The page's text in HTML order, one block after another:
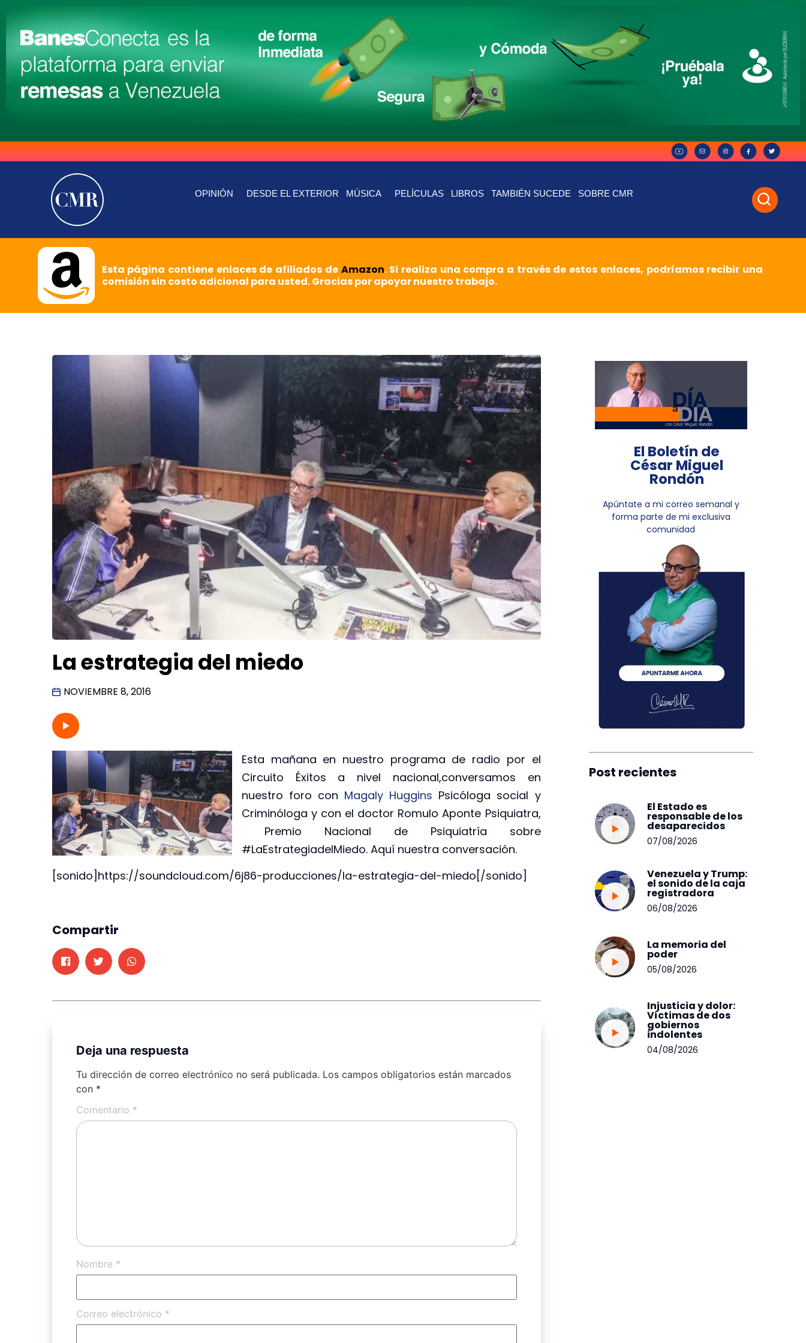
OPINIÓN DESDE EL EXTERIOR MÚSICA PELÍCULAS LIBROS TAMBIÉN SUCEDE SOBRE CMR
Esta página contiene enlaces de afiliados de Amazon. Si realiza una compra a través de estos enlaces, podríamos recibir una
comisión sin costo adicional para usted. Gracias por apoyar nuestro trabajo.
La estrategia del miedo
NOVIEMBRE 8, 2016
Esta mañana en nuestro programa de radio por el
Circuito Éxitos a nivel nacional,conversamos en
nuestro foro con Magaly Huggins Psicóloga social y
Criminóloga y con el doctor Romulo Aponte Psiquiatra,
Premio Nacional de Psiquiatría sobre
#LaEstrategiadelMiedo. Aquí nuestra conversación.
[sonido]https://soundcloud.com/6j86-producciones/la-estrategia-del-miedo[/sonido]
Compartir
Deja una respuesta
Tu dirección de correo electrónico no será publicada. Los campos obligatorios están marcados
con *
Comentario *
Nombre *
Correo electrónico *
El Boletín de
César Miguel
Rondón
Apúntate a mi correo semanal y
forma parte de mi exclusiva
comunidad
Post recientes
El Estado es
responsable de los
desaparecidos
07/08/2026
Venezuela y Trump:
el sonido de la caja
registradora
06/08/2026
La memoria del
poder
05/08/2026
Injusticia y dolor:
Víctimas de dos
gobiernos
indolentes
04/08/2026